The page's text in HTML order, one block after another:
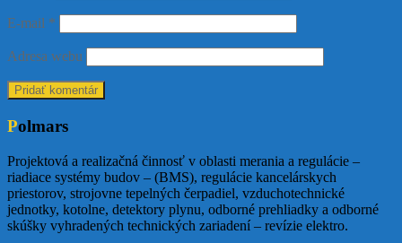
E-mail *
Adresa webu
Polmars
Projektová a realizačná činnosť v oblasti merania a regulácie –
riadiace systémy budov – (BMS), regulácie kancelárskych
priestorov, strojovne tepelných čerpadiel, vzduchotechnické
jednotky, kotolne, detektory plynu, odborné prehliadky a odborné
skúšky vyhradených technických zariadení – revízie elektro.